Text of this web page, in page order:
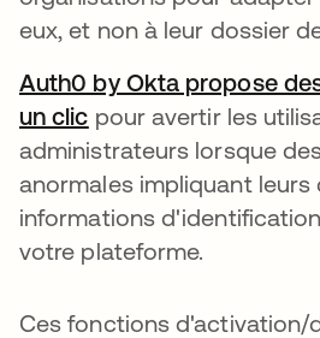
eux, et non à leur dossier
Auth0 by Okta propose
un clic s’ouvre dans un
pour avertir les
administrateurs lorsque
anormales impliquant
informations
votre plateforme.
Ces fonctions d'activation/